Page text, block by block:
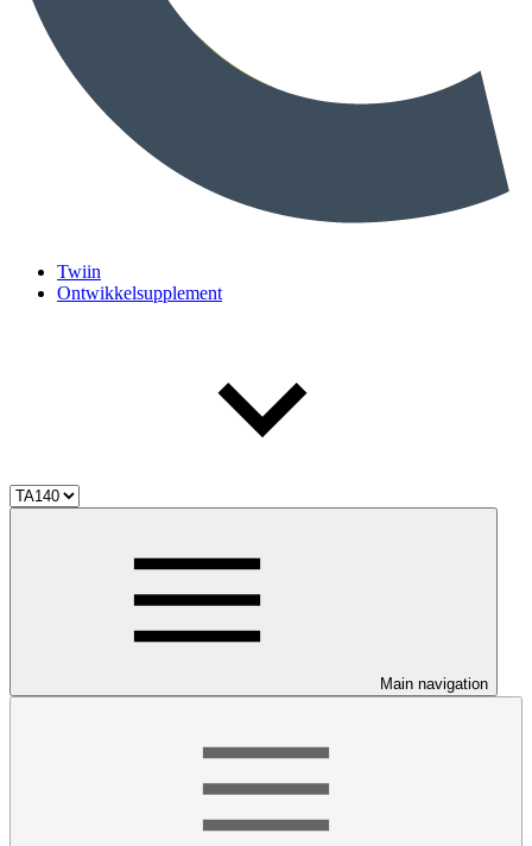
Twiin
Ontwikkelsupplement
Main navigation